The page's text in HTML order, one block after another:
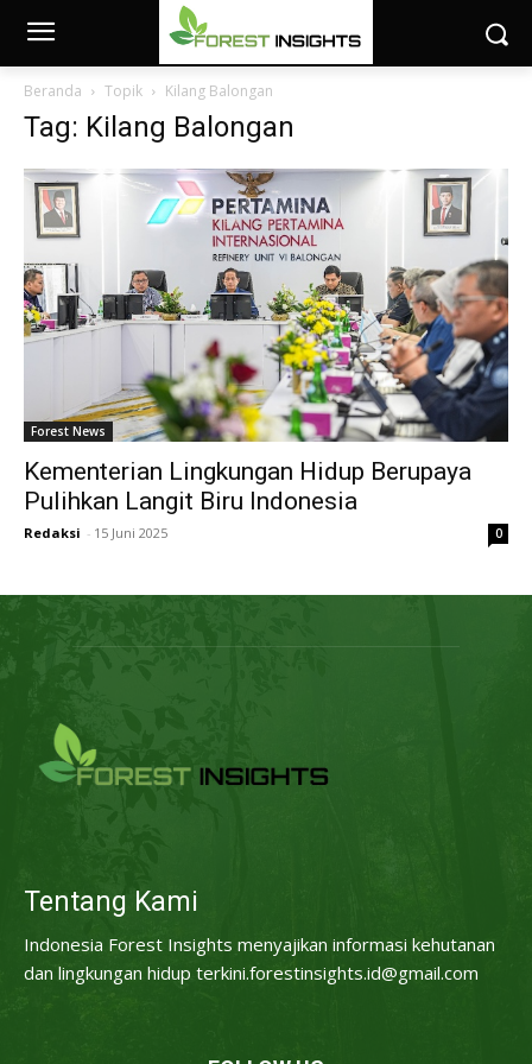
Beranda Topik Kilang Balongan
Tag: Kilang Balongan
Forest News
Kementerian Lingkungan Hidup Berupaya
Pulihkan Langit Biru Indonesia
Redaksi - 15 Juni 2025 0
Tentang Kami
Indonesia Forest Insights menyajikan informasi kehutanan
dan lingkungan hidup terkini.forestinsights.id@gmail.com